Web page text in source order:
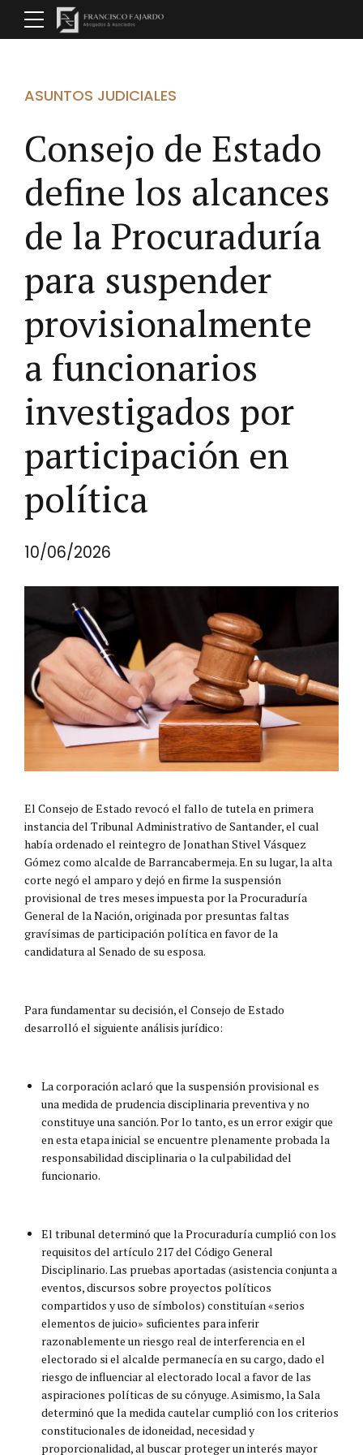
ASUNTOS JUDICIALES
Consejo de Estado
define los alcances
de la Procuraduría
para suspender
provisionalmente
a funcionarios
investigados por
participación en
política
10/06/2026
El Consejo de Estado revocó el fallo de tutela en primera
instancia del Tribunal Administrativo de Santander, el cual
había ordenado el reintegro de Jonathan Stivel Vásquez
Gómez como alcalde de Barrancabermeja. En su lugar, la alta
corte negó el amparo y dejó en firme la suspensión
provisional de tres meses impuesta por la Procuraduría
General de la Nación, originada por presuntas faltas
gravísimas de participación política en favor de la
candidatura al Senado de su esposa.
Para fundamentar su decisión, el Consejo de Estado
desarrolló el siguiente análisis jurídico:
La corporación aclaró que la suspensión provisional es
una medida de prudencia disciplinaria preventiva y no
constituye una sanción. Por lo tanto, es un error exigir que
en esta etapa inicial se encuentre plenamente probada la
responsabilidad disciplinaria o la culpabilidad del
funcionario.
El tribunal determinó que la Procuraduría cumplió con los
requisitos del artículo 217 del Código General
Disciplinario. Las pruebas aportadas (asistencia conjunta a
eventos, discursos sobre proyectos políticos
compartidos y uso de símbolos) constituían «serios
elementos de juicio» suficientes para inferir
razonablemente un riesgo real de interferencia en el
electorado si el alcalde permanecía en su cargo, dado el
riesgo de influenciar al electorado local a favor de las
aspiraciones políticas de su cónyuge. Asimismo, la Sala
determinó que la medida cautelar cumplió con los criterios
constitucionales de idoneidad, necesidad y
proporcionalidad, al buscar proteger un interés mayor